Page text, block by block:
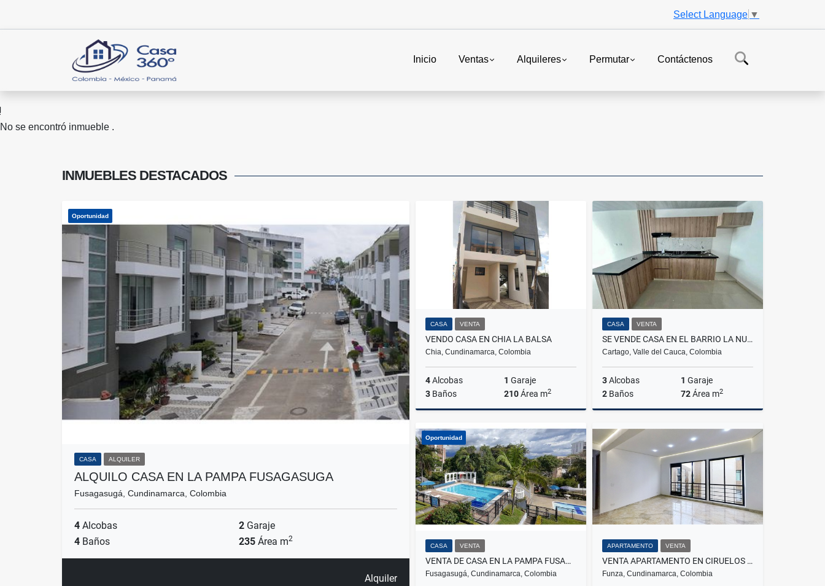
Select Language ▼
Inicio Ventas Alquileres Permutar Contáctenos
No se encontró inmueble .
INMUEBLES DESTACADOS
Oportunidad
CASA ALQUILER
ALQUILO CASA EN LA PAMPA FUSAGASUGA
Fusagasugá, Cundinamarca, Colombia
4 Alcobas 2 Garaje
4 Baños 235 Área m2
Alquiler
CASA VENTA
VENDO CASA EN CHIA LA BALSA
Chia, Cundinamarca, Colombia
4Alcobas 1 Garaje
3 Baños 210Área m2
Venta
$680.000.000
CASA VENTA
SE VENDE CASA EN EL BARRIO LA NUEVA CARTAGO, CARTAGO, VALLE
Cartago, Valle del Cauca, Colombia
3Alcobas 1 Garaje
2 Baños 72Área m2
Venta
$195.000.000
Oportunidad
CASA VENTA
VENTA DE CASA EN LA PAMPA FUSAGASUGA
Fusagasugá, Cundinamarca, Colombia
APARTAMENTO VENTA
VENTA APARTAMENTO EN CIRUELOS DEL EDEN, FUNZA
Funza, Cundinamarca, Colombia